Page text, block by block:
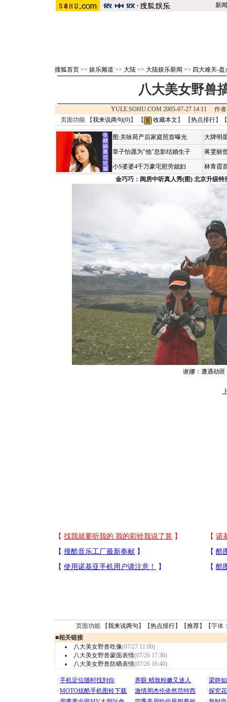
新闻
搜狐首页 >> 娱乐频道 >> 大陆 >> 大陆娱乐新闻 >> 四大难关-
八大美女野兽
YULE.SOHU.COM 2005-07-27 14:11
页面功能 【我来说两句(0)】 【 收藏本文 】 【热点排行】【
图:关咏荷产后家庭照首曝光
章子怡愿为"他"息影结婚生子
小S婆婆4千万豪宅慰劳媳妇
大牌明
蒋雯丽
林青霞
金巧巧：闺房中听真人秀(图) 北京升级特
谢娜：遭遇劫匪
页面功能 【我来说两句 】【热点排行】【推荐】【字体
■相关链接
八大美女野兽吃像(07/27 11:00)
八大美女野兽蒙面表情(07/26 17:30)
八大美女野兽防晒表情(07/26 16:40)